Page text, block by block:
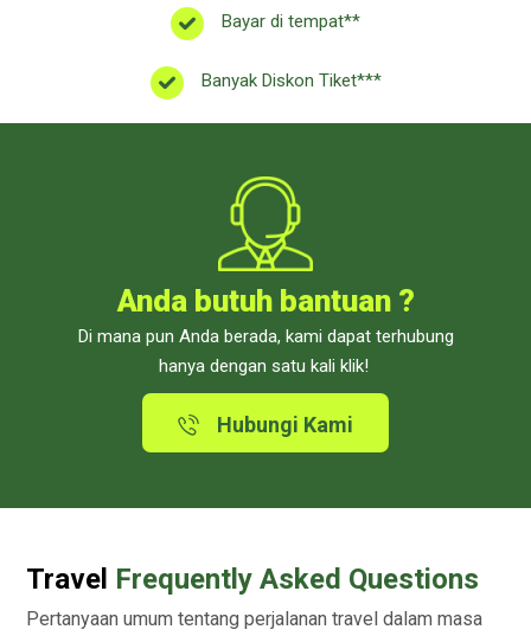
Bayar di tempat**
Banyak Diskon Tiket***
Anda butuh bantuan ?
Di mana pun Anda berada, kami dapat terhubung
hanya dengan satu kali klik!
Hubungi Kami
Travel Frequently Asked Questions
Pertanyaan umum tentang perjalanan travel dalam masa